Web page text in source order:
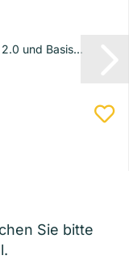
und Basis...
Sie bitte